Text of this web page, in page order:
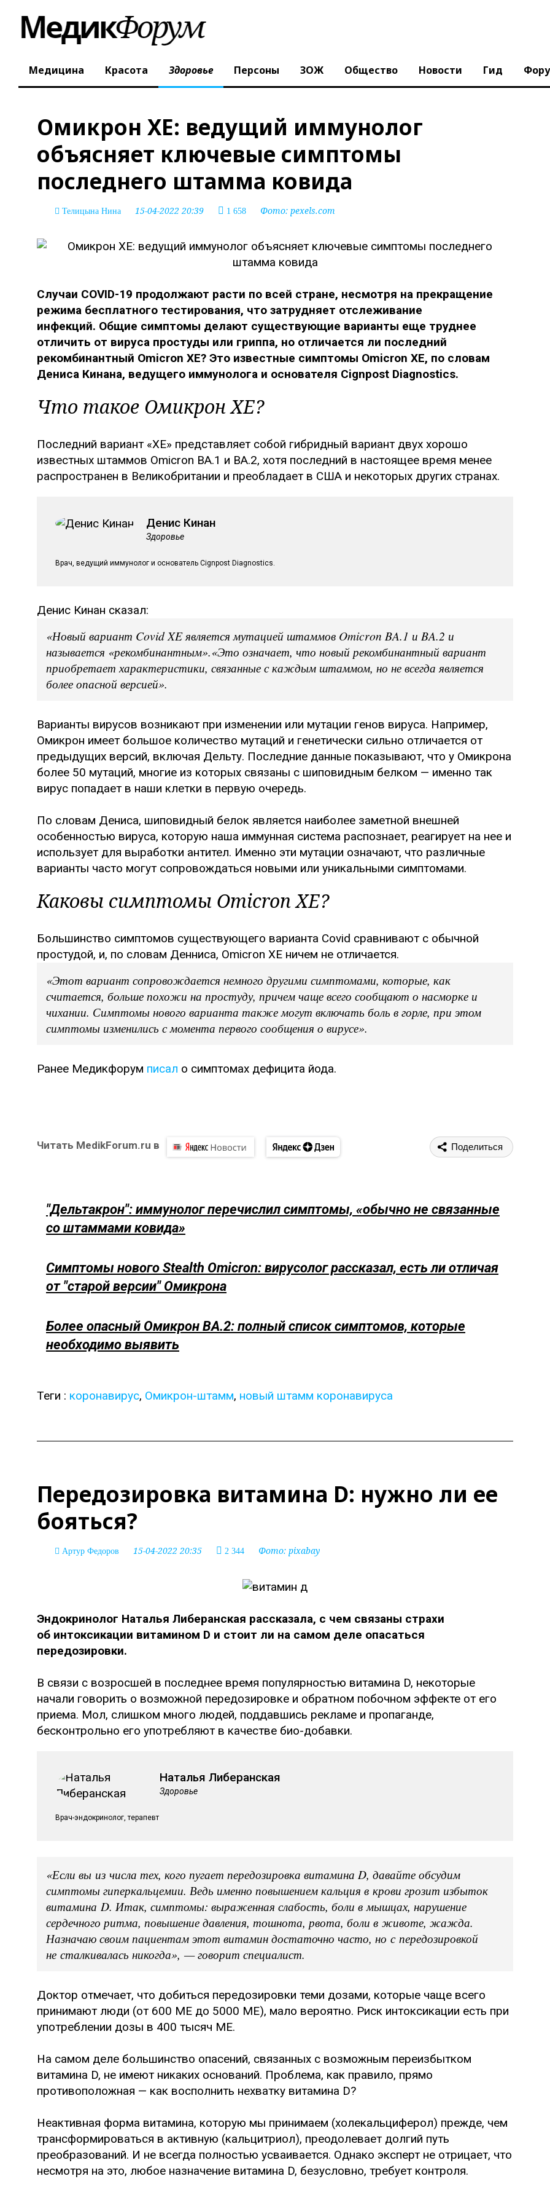
Медицина Красота Здоровье Персоны ЗОЖ Общество Новости Гид
Омикрон XE: ведущий иммунолог
объясняет ключевые симптомы
последнего штамма ковида
Телицына Нина 15-04-2022 20:39 1 658 Фото: pexels.com
Случаи COVID-19 продолжают расти по всей стране, несмотря на прекращение
режима бесплатного тестирования, что затрудняет отслеживание
инфекций. Общие симптомы делают существующие варианты еще труднее
отличить от вируса простуды или гриппа, но отличается ли последний
рекомбинантный Omicron XE? Это известные симптомы Omicron XE, по словам
Дениса Кинана, ведущего иммунолога и основателя Cignpost Diagnostics.
Что такое Омикрон ХЕ?
Последний вариант «XE» представляет собой гибридный вариант двух хорошо
известных штаммов Omicron BA.1 и BA.2, хотя последний в настоящее время менее
распространен в Великобритании и преобладает в США и некоторых других странах.
Денис Кинан
Здоровье
Врач, ведущий иммунолог и основатель Cignpost Diagnostics.
Денис Кинан сказал:
«Новый вариант Covid XE является мутацией штаммов Omicron BA.1 и BA.2 и
называется «рекомбинантным».«Это означает, что новый рекомбинантный вариант
приобретает характеристики, связанные с каждым штаммом, но не всегда является
более опасной версией».
Варианты вирусов возникают при изменении или мутации генов вируса. Например,
Омикрон имеет большое количество мутаций и генетически сильно отличается от
предыдущих версий, включая Дельту. Последние данные показывают, что у Омикрона
более 50 мутаций, многие из которых связаны с шиповидным белком — именно так
вирус попадает в наши клетки в первую очередь.
По словам Дениса, шиповидный белок является наиболее заметной внешней
особенностью вируса, которую наша иммунная система распознает, реагирует на нее и
использует для выработки антител. Именно эти мутации означают, что различные
варианты часто могут сопровождаться новыми или уникальными симптомами.
Каковы симптомы Omicron XE?
Большинство симптомов существующего варианта Covid сравнивают с обычной
простудой, и, по словам Денниса, Omicron XE ничем не отличается.
«Этот вариант сопровождается немного другими симптомами, которые, как
считается, больше похожи на простуду, причем чаще всего сообщают о насморке и
чихании. Симптомы нового варианта также могут включать боль в горле, при этом
симптомы изменились с момента первого сообщения о вирусе».
Ранее Медикфорум писал о симптомах дефицита йода.
Читать MedikForum.ru в Поделиться
"Дельтакрон": иммунолог перечислил симптомы, «обычно не связанные
со штаммами ковида»
Симптомы нового Stealth Omicron: вирусолог рассказал, есть ли отличая
от "старой версии" Омикрона
Более опасный Омикрон BA.2: полный список симптомов, которые
необходимо выявить
Теги : коронавирус, Омикрон-штамм, новый штамм коронавируса
Передозировка витамина D: нужно ли ее
бояться?
Артур Федоров 15-04-2022 20:35 2 344 Фото: pixabay
Эндокринолог Наталья Либеранская рассказала, с чем связаны страхи
об интоксикации витамином D и стоит ли на самом деле опасаться
передозировки.
В связи с возросшей в последнее время популярностью витамина D, некоторые
начали говорить о возможной передозировке и обратном побочном эффекте от его
приема. Мол, слишком много людей, поддавшись рекламе и пропаганде,
бесконтрольно его употребляют в качестве био-добавки.
Наталья Либеранская
Здоровье
Врач-эндокринолог, терапевт
«Если вы из числа тех, кого пугает передозировка витамина D, давайте обсудим
симптомы гиперкальцемии. Ведь именно повышением кальция в крови грозит избыток
витамина D. Итак, симптомы: выраженная слабость, боли в мышцах, нарушение
сердечного ритма, повышение давления, тошнота, рвота, боли в животе, жажда.
Назначаю своим пациентам этот витамин достаточно часто, но с передозировкой
не сталкивалась никогда», — говорит специалист.
Доктор отмечает, что добиться передозировки теми дозами, которые чаще всего
принимают люди (от 600 МЕ до 5000 МЕ), мало вероятно. Риск интоксикации есть при
употреблении дозы в 400 тысяч МЕ.
На самом деле большинство опасений, связанных с возможным переизбытком
витамина D, не имеют никаких оснований. Проблема, как правило, прямо
противоположная — как восполнить нехватку витамина D?
Неактивная форма витамина, которую мы принимаем (холекальциферол) прежде, чем
трансформироваться в активную (кальцитриол), преодолевает долгий путь
преобразований. И не всегда полностью усваивается. Однако эксперт не отрицает, что
несмотря на это, любое назначение витамина D, безусловно, требует контроля.